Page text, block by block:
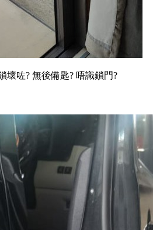
壞咗? 無後備匙? 唔識鎖門?